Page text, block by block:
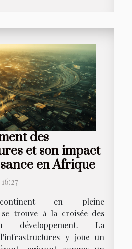
des
et son impact
en Afrique
en pleine
se trouve à la croisée des
développement. La
y joue un